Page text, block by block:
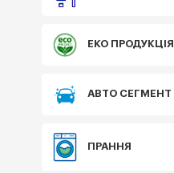
ЕКО ПРОДУКЦІЯ
АВТО СЕГМЕНТ
ПРАННЯ